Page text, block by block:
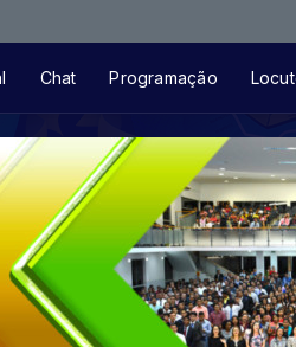
Chat Programação